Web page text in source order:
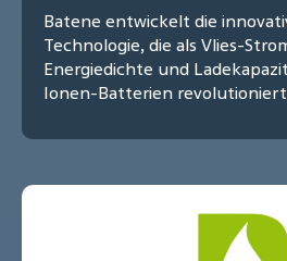
Batene entwickelt die
Technologie, die als Vlies-
Energiedichte und
Ionen-Batterien